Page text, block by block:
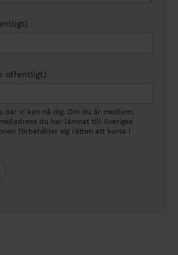
offentligt)
där vi kan nå dig. Om du är medlem,
du har lämnat till Sveriges
förbehåller sig rätten att korta i